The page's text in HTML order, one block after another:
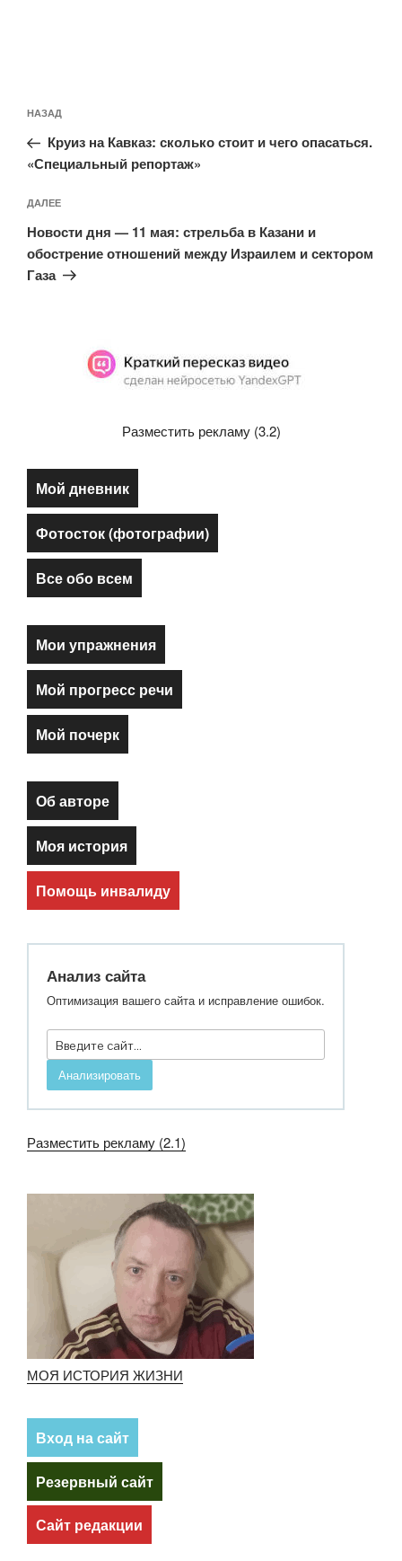
по
записям
Предыдущая
запись:
НАЗАД
Круиз на Кавказ: сколько стоит и чего опасаться.
«Специальный репортаж»
Следующая
запись
ДАЛЕЕ
Новости дня — 11 мая: стрельба в Казани и
обострение отношений между Израилем и сектором
Газа
Разместить рекламу (3.2)
Мой дневник
Фотосток (фотографии)
Все обо всем
Мои упражнения
Мой прогресс речи
Мой почерк
Об авторе
Моя история
Помощь инвалиду
Анализ сайта
Оптимизация вашего сайта и исправление ошибок.
Анализировать
Разместить рекламу (2.1)
МОЯ ИСТОРИЯ ЖИЗНИ
Вход на сайт
Резервный сайт
Сайт редакции